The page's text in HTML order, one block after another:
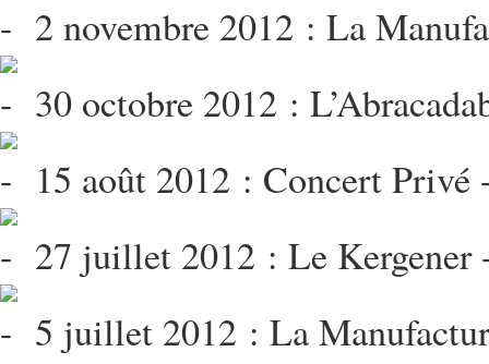
2 novembre 2012 : La
30 octobre 2012 :
15 août 2012 : Concert Privé
27 juillet 2012 : Le Kergener
5 juillet 2012 : La